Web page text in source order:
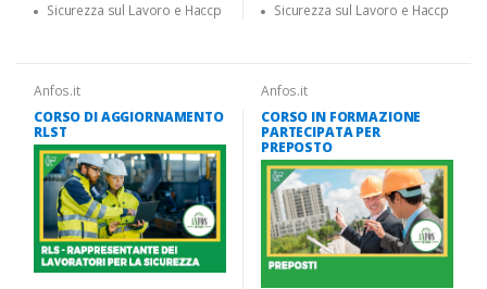
Sicurezza sul Lavoro e Haccp Sicurezza sul Lavoro e Haccp
Anfos.it
CORSO DI AGGIORNAMENTO
RLST
Anfos.it
CORSO IN FORMAZIONE
PARTECIPATA PER
PREPOSTO